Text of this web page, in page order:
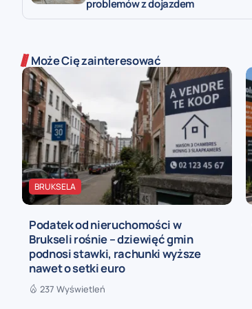
problemów z dojazdem
Może Cię zainteresować
BRUKSELA
Podatek od nieruchomości w
Brukseli rośnie – dziewięć gmin
podnosi stawki, rachunki wyższe
nawet o setki euro
237 Wyświetleń